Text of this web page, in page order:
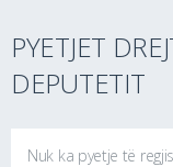
PYETJET
DEPUTETIT
Nuk ka pyetje të